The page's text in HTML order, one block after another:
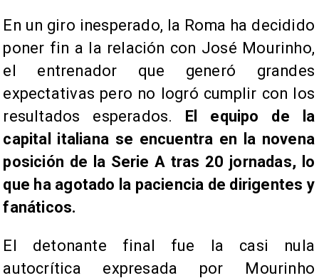
En un giro inesperado, la Roma ha decidido
poner fin a la relación con José Mourinho,
el entrenador que generó grandes
expectativas pero no logró cumplir con los
resultados esperados. El equipo de la
capital italiana se encuentra en la novena
posición de la Serie A tras 20 jornadas, lo
que ha agotado la paciencia de dirigentes y
fanáticos.
El detonante final fue la casi nula
autocrítica expresada por Mourinho